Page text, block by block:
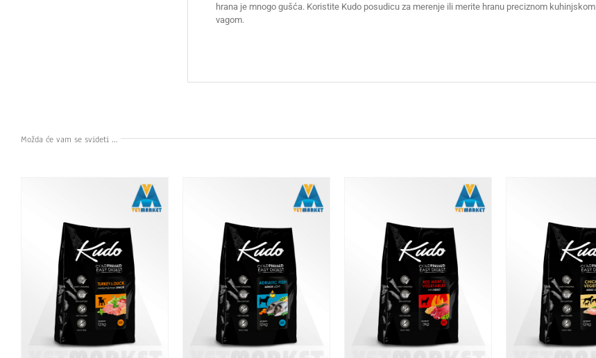
hrana je mnogo gušća. Koristite Kudo posudicu za merenje ili merite hranu preciznom kuhinjskom
vagom.
Možda će vam se svideti …